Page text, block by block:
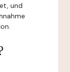
und